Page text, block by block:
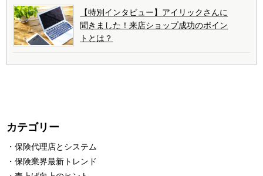
【特別インタビュー】アイリックさんに
聞きました！来店ショップ成功のポイン
トとは？
カテゴリー
・保険代理店とシステム
・保険業界最新トレンド